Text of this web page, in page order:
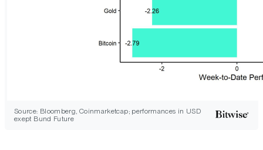
Source: Bloomberg, Coinmarketcap; performances in USD
exept Bund Future